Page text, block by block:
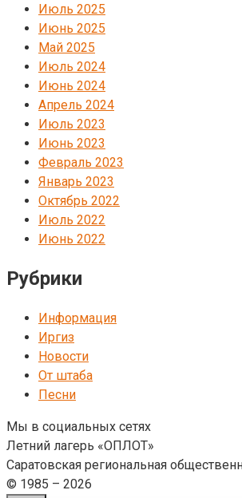
Июль 2025
Июнь 2025
Май 2025
Июль 2024
Июнь 2024
Апрель 2024
Июль 2023
Июнь 2023
Февраль 2023
Январь 2023
Октябрь 2022
Июль 2022
Июнь 2022
Рубрики
Информация
Иргиз
Новости
От штаба
Песни
Мы в социальных сетях
Летний лагерь «ОПЛОТ»
Саратовская региональная
© 1985 – 2026